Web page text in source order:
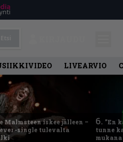
LIVEARVIO
Malmsteen iskee jälleen –
-single tulevalta
6. ”En
tunne